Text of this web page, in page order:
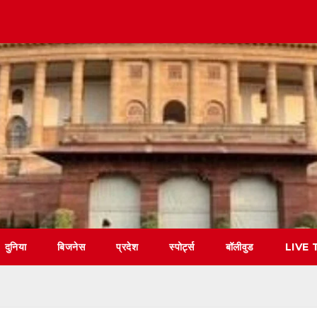
दुनिया बिजनेस प्रदेश स्पोर्ट्स बॉलीवुड LIVE